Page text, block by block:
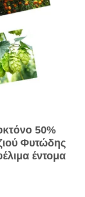
50%
Φυτώδης
έντομα